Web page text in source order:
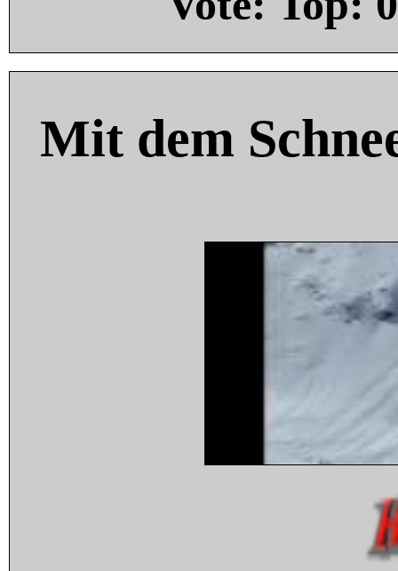
Mit dem